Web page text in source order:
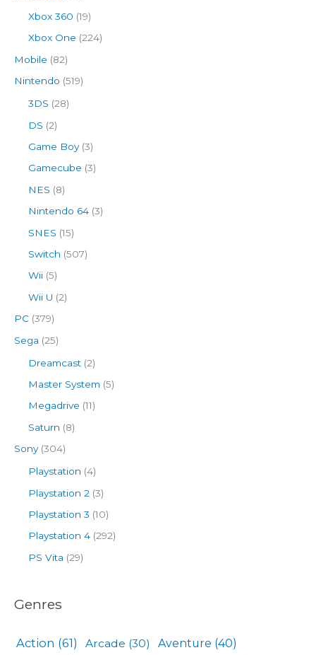
Xbox 360 (19)
Xbox One (224)
Mobile (82)
Nintendo (519)
3DS (28)
DS (2)
Game Boy(3)
Gamecube (3)
NES (8)
Nintendo 64 (3)
SNES (15)
Switch (507)
Wii (5)
Wii U (2)
PC (379)
Sega (25)
Dreamcast (2)
Master System (5)
Megadrive (11)
Saturn (8)
Sony(304)
Playstation (4)
Playstation 2 (3)
Playstation 3 (10)
Playstation 4 (292)
PS Vita (29)
Genres
Action (61) Arcade (30) Aventure (40)